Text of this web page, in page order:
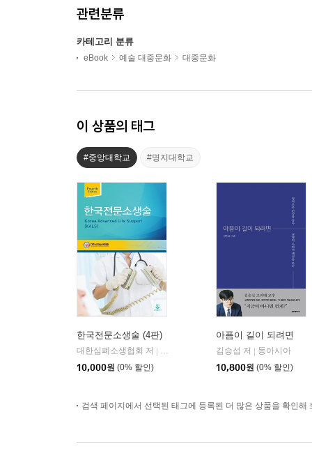
관련분류
카테고리 분류
eBook 예술 대중문화 대중문화
이 상품의 태그
#중앙대학교 #명지대학교
한국전문소생술 (4판)
대한심폐소생협회 저 |
10,000원 (0% 할인)
아픔이 길이 되려면
김승섭 저 | 동아시아
10,800원 (0% 할인)
검색 페이지에서 선택된 태그에 등록된 더 많은 상품을 확인해